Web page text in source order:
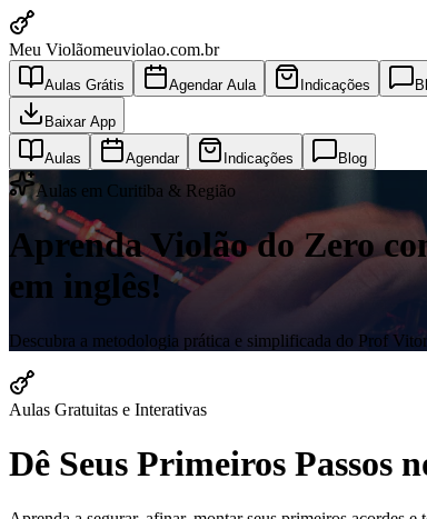
Meu Violãomeuviolao.com.br
Aulas Grátis Agendar Aula Indicações
Baixar App
Aulas Agendar Indicações Blog
Aulas em Curitiba & Região
Aprenda Violão do Zero
em inglês!
Descubra a metodologia prática e simplificada do Prof
Aulas Gratuitas e Interativas
Dê Seus Primeiros Passos